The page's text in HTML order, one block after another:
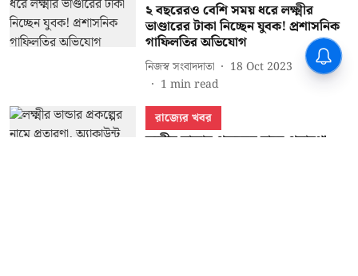
২ বছরেরও বেশি সময় ধরে লক্ষ্মীর
ভাণ্ডারের টাকা নিচ্ছেন যুবক! প্রশাসনিক
গাফিলতির অভিযোগ
নিজস্ব সংবাদদাতা
18 Oct 2023
1 min read
রাজ্যের খবর
লক্ষ্মীর ভান্ডার প্রকল্পের নামে প্রতারণা,